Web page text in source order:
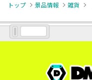
トップ 景品情報 雑貨